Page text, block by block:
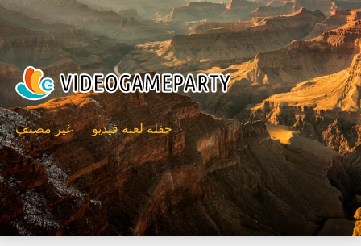
Skip
to
content
حفلة لعبة فيديو غير مصنف